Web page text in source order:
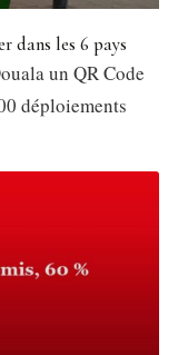
dans les 6 pays
un QR Code
déploiements